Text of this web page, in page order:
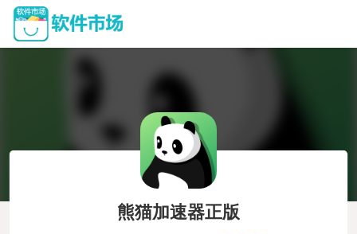
熊猫加速器正版